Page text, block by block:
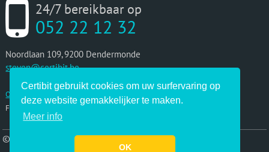
Certibit gebruikt cookies om uw surfervaring op
deze website gemakkelijker te maken.
Meer info
OK
24/7 bereikbaar op
052 22 12 32
Noordlaan 109, 9200 Dendermonde
steven@certibit.be
Onderdeel van Lukas verzekeringen
FMSA: 39524A
© 2026 Certibit (onderdeel van Lukas verzekeringen)